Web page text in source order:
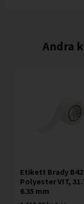
Andra
Etikett Brady
Polyester VIT,
6.35 mm